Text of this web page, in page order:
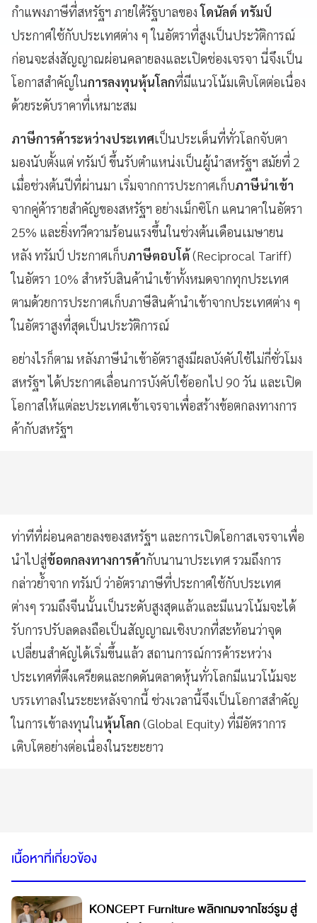
กำแพงภาษีที่สหรัฐฯ ภายใต้รัฐบาลของโดนัลด์ ทรัมป์
ประกาศใช้กับประเทศต่าง ๆ ในอัตราที่สูงเป็นประวัติการณ์
ก่อนจะส่งสัญญาณผ่อนคลายลงและเปิดช่องเจรจา นี่จึงเป็น
โอกาสสำคัญในการลงทุนหุ้นโลกที่มีแนวโน้มเติบโตต่อเนื่อง
ด้วยระดับราคาที่เหมาะสม
ภาษีการค้าระหว่างประเทศเป็นประเด็นที่ทั่วโลกจับตา
มองนับตั้งแต่ ทรัมป์ ขึ้นรับตำแหน่งเป็นผู้นำสหรัฐฯ สมัยที่ 2
เมื่อช่วงต้นปีที่ผ่านมา เริ่มจากการประกาศเก็บภาษีนำเข้า
จากคู่ค้ารายสำคัญของสหรัฐฯ อย่างเม็กซิโก แคนาคาในอัตรา
25% และยิ่งทวีความร้อนแรงขึ้นในช่วงต้นเดือนเมษายน
หลัง ทรัมป์ ประกาศเก็บภาษีตอบโต้(Reciprocal Tariff)
ในอัตรา 10% สำหรับสินค้านำเข้าทั้งหมดจากทุกประเทศ
ตามด้วยการประกาศเก็บภาษีสินค้านำเข้าจากประเทศต่าง ๆ
ในอัตราสูงที่สุดเป็นประวัติการณ์
อย่างไรก็ตาม หลังภาษีนำเข้าอัตราสูงมีผลบังคับใช้ไม่กี่ชั่วโมง
สหรัฐฯ ได้ประกาศเลื่อนการบังคับใช้ออกไป 90 วัน และเปิด
โอกาสให้แต่ละประเทศเข้าเจรจาเพื่อสร้างข้อตกลงทางการ
ค้ากับสหรัฐฯ
ท่าทีที่ผ่อนคลายลงของสหรัฐฯ และการเปิดโอกาสเจรจาเพื่อ
นำไปสู่ข้อตกลงทางการค้ากับนานาประเทศ รวมถึงการ
กล่าวย้ำจาก ทรัมป์ ว่าอัตราภาษีที่ประกาศใช้กับประเทศ
ต่างๆ รวมถึงจีนนั้นเป็นระดับสูงสุดแล้วและมีแนวโน้มจะได้
รับการปรับลดลงถือเป็นสัญญาณเชิงบวกที่สะท้อนว่าจุด
เปลี่ยนสำคัญได้เริ่มขึ้นแล้ว สถานการณ์การค้าระหว่าง
ประเทศที่ตึงเครียดและกดดันตลาดหุ้นทั่วโลกมีแนวโน้มจะ
บรรเทาลงในระยะหลังจากนี้ ช่วงเวลานี้จึงเป็นโอกาสสำคัญ
ในการเข้าลงทุนในหุ้นโลก (Global Equity) ที่มีอัตราการ
เติบโตอย่างต่อเนื่องในระยะยาว
เนื้อหาที่เกี่ยวข้อง
KONCEPT Furniture พลิกเกมจากโชว์รูม สู่